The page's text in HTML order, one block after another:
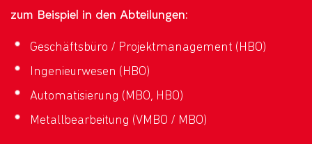
zum Beispiel in den Abteilungen:
Geschäftsbüro / Projektmanagement (HBO)
Ingenieurwesen (HBO)
Automatisierung (MBO, HBO)
Metallbearbeitung (VMBO / MBO)